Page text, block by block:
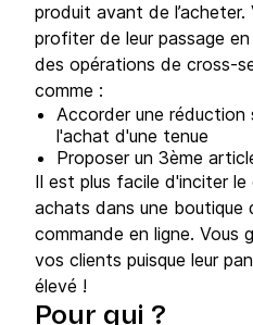
produit avant de
profiter de leur passage
des opérations de cross-
comme :
Accorder une réduction
l'achat d'une tenue
Proposer un 3ème
Il est plus facile d'inciter
achats dans une boutique
commande en ligne. Vous
vos clients puisque leur
élevé !
Pour qui ?